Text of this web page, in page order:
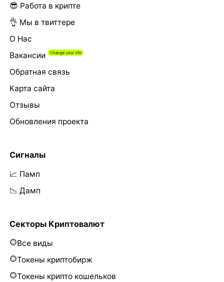
😎 Работа в крипте
👌 Мы в твиттере
О Нас
Вакансии
Обратная связь
Карта сайта
Отзывы
Обновления проекта
Сигналы
📈 Памп
📉 Дамп
Секторы Криптовалют
Все виды
Токены криптобирж
Токены крипто кошельков